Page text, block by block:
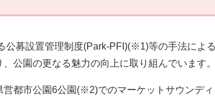
公募設置管理制度(Park-PFI)(※1)等の手法によ
公園の更なる魅力の向上に取り組んでいます。
都市公園6公園(※2)でのマーケットサウンデ